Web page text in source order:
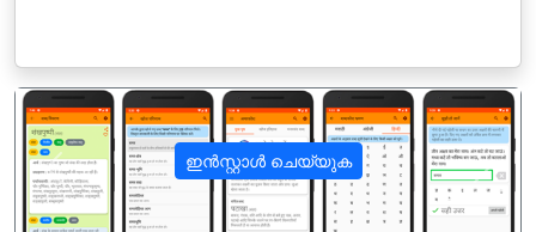
ഇൻസ്റ്റാൾ ചെയ്യുക
पिछला अगला